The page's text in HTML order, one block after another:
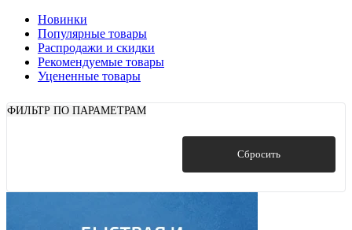
Новинки
Популярные товары
Распродажи и скидки
Рекомендуемые товары
Уцененные товары
ФИЛЬТР ПО ПАРАМЕТРАМ
Сбросить